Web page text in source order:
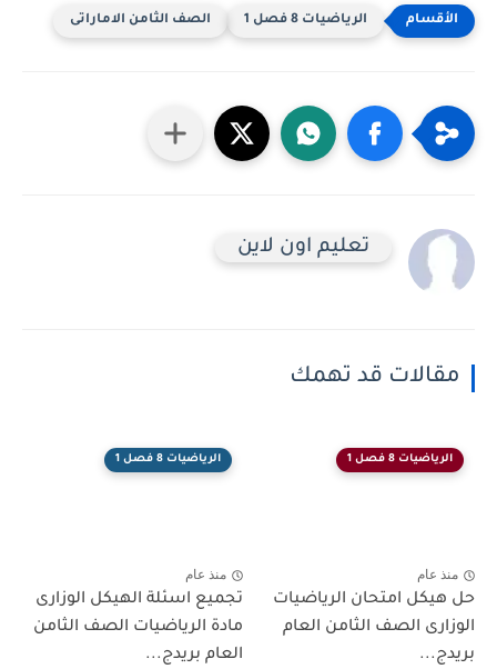
الرياضيات 8 فصل 1 الصف الثامن الاماراتى
تعليم اون لاين
مقالات قد تهمك
الرياضيات 8 فصل 1
منذ عام
حل هيكل امتحان الرياضيات
الوزارى الصف الثامن العام
بريدج...
الرياضيات 8 فصل 1
منذ عام
تجميع اسئلة الهيكل الوزارى
مادة الرياضيات الصف الثامن
العام بريدج...